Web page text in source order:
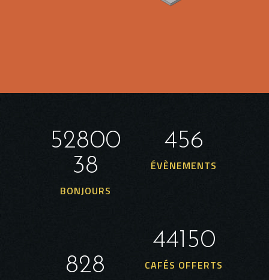
191553
41
BONJOURS
3033
1655
ÉVÈNEMENTS
81735
CAFÉS OFFERTS